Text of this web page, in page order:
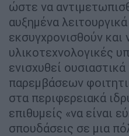
ώστε να
αυξημένα
εκσυγχρονισθούν και
υλικοτεχνολογικές
ενισχυθεί
παρεμβάσεων
στα περιφερειακά
επιθυμείς «να είναι
σπουδάσεις σε μια